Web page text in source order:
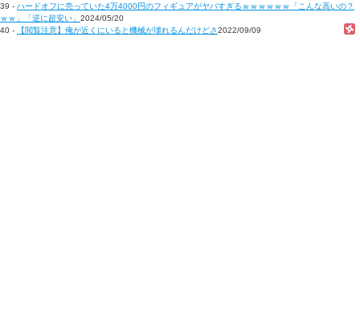
39 - ハードオフに売っていた4万4000円のフィギュアがヤバすぎるｗｗｗｗｗｗ「こんな高いの？
ｗｗ」「逆に超安い」 2024/05/20
40 -
【閲覧注意】俺が近くにいると機械が壊れるんだけどさ2022/09/09